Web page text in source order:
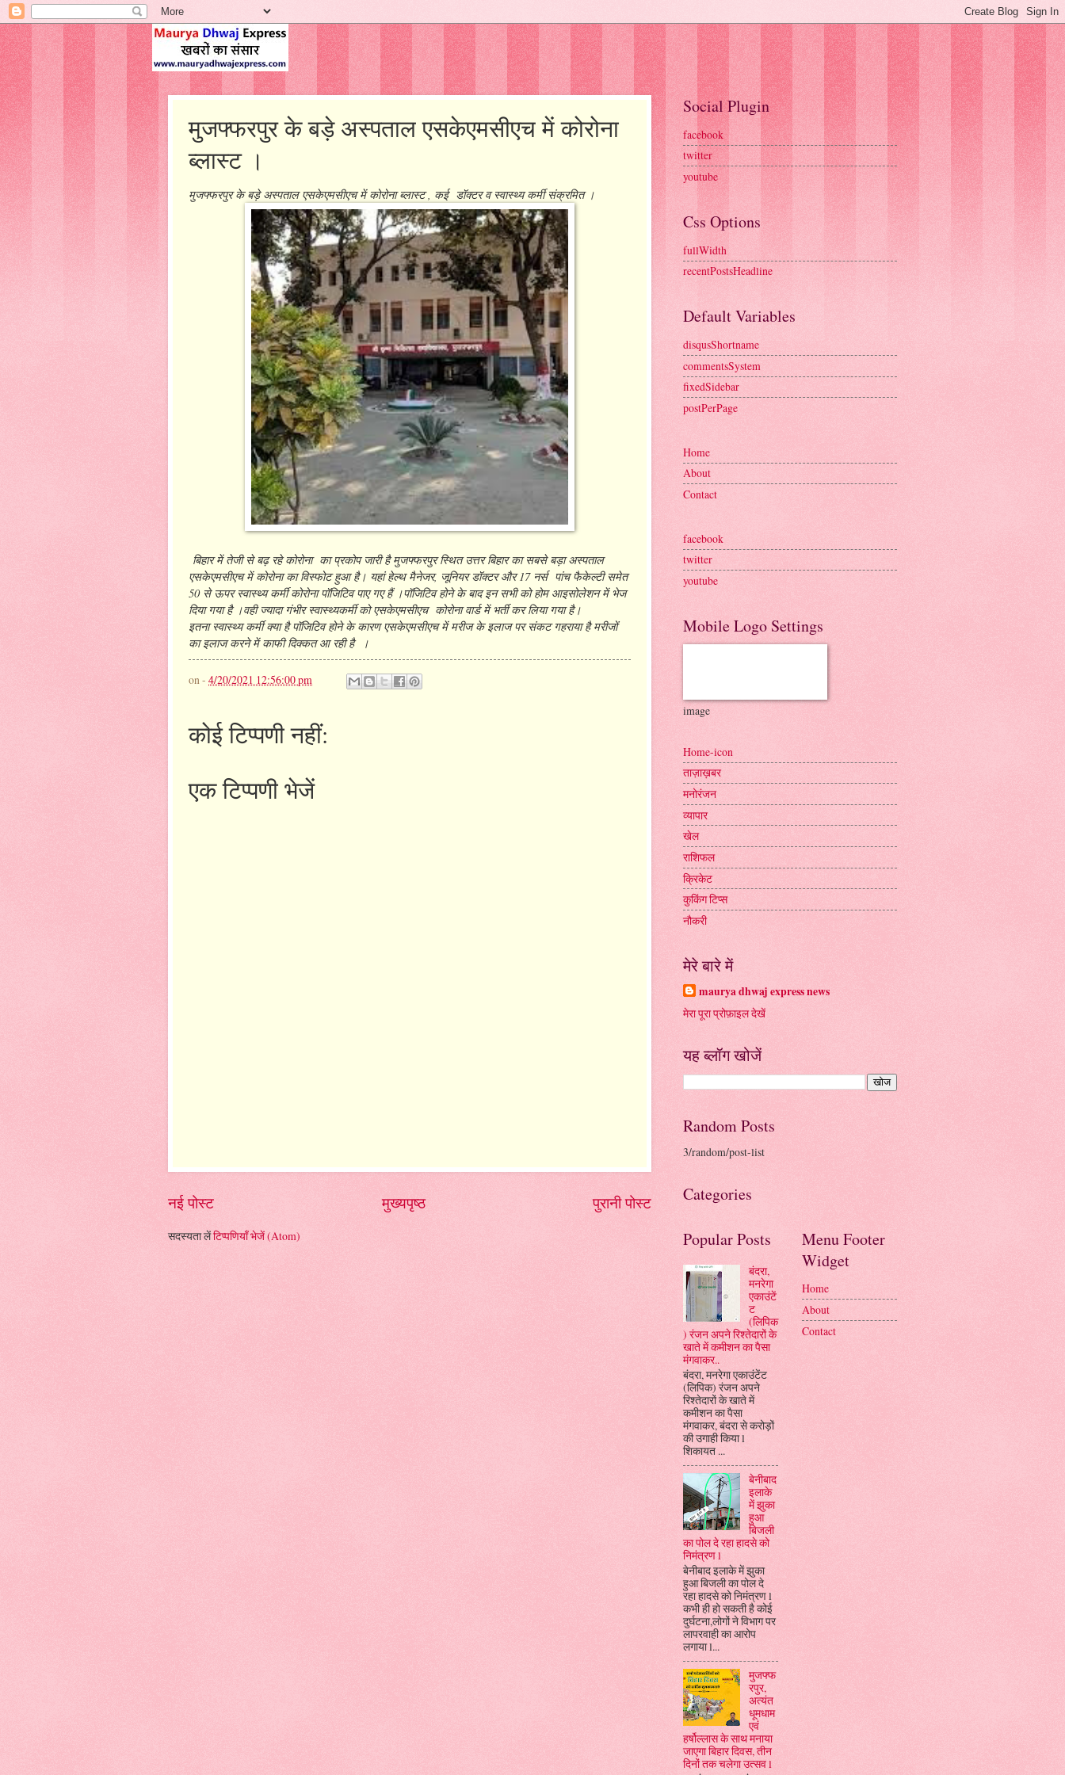
मुजफ्फरपुर के बड़े अस्पताल एसकेएमसीएच में कोरोना
ब्लास्ट ।
मुजफ्फरपुर के बड़े अस्पताल एसकेएमसीएच में कोरोना ब्लास्ट , कई डॉक्टर व स्वास्थ्य कर्मी संक्रमित ।
बिहार में तेजी से बढ़ रहे कोरोना का प्रकोप जारी है मुजफ्फरपुर स्थित उत्तर बिहार का सबसे बड़ा अस्पताल
एसकेएमसीएच में कोरोना का विस्फोट हुआ है। यहां हेल्थ मैनेजर, जूनियर डॉक्टर और 17 नर्स पांच फैकेल्टी समेत
50 से ऊपर स्वास्थ्य कर्मी कोरोना पॉजिटिव पाए गए हैं ।पॉजिटिव होने के बाद इन सभी को होम आइसोलेशन में भेज
दिया गया है ।वही ज्यादा गंभीर स्वास्थ्यकर्मी को एसकेएमसीएच कोरोना वार्ड में भर्ती कर लिया गया है।
इतना स्वास्थ्य कर्मी क्या है पॉजिटिव होने के कारण एसकेएमसीएच में मरीज के इलाज पर संकट गहराया है मरीजों
का इलाज करने में काफी दिक्कत आ रही है ।
on - 4/20/2021 12:56:00 pm
कोई टिप्पणी नहीं:
एक टिप्पणी भेजें
नई पोस्ट पुरानी पोस्ट
मुख्यपृष्ठ
सदस्यता लेंटिप्पणियाँ भेजें (Atom)
Social Plugin
facebook
twitter
youtube
Css Options
fullWidth
recentPostsHeadline
Default Variables
disqusShortname
commentsSystem
fixedSidebar
postPerPage
Home
About
Contact
facebook
twitter
youtube
Mobile Logo Settings
image
Home-icon
ताज़ाख़बर
मनोरंजन
व्यापार
खेल
राशिफल
क्रिकेट
कुकिंग टिप्स
नौकरी
मेरे बारे में
maurya dhwaj express news
मेरा पूरा प्रोफ़ाइल देखें
यह ब्लॉग खोजें
Random Posts
3/random/post-list
Categories
Popular Posts
बंदरा,
मनरेगा
एकाउंटें
ट
(लिपिक
) रंजन अपने रिश्तेदारों के
खाते में कमीशन का पैसा
मंगवाकर..
बंदरा, मनरेगा एकाउंटेंट
(लिपिक) रंजन अपने
रिश्तेदारों के खाते में
कमीशन का पैसा
मंगवाकर, बंदरा से करोड़ों
की उगाही किया l
शिकायत ...
बेनीबाद
इलाके
में झुका
हुआ
बिजली
का पोल दे रहा हादसे को
निमंत्रण l
बेनीबाद इलाके में झुका
हुआ बिजली का पोल दे
रहा हादसे को निमंत्रण l
कभी ही हो सकती है कोई
दुर्घटना,लोगों ने विभाग पर
लापरवाही का आरोप
लगाया l...
मुजफ्फ
रपुर,
अत्यंत
धूमधाम
एवं
हर्षोल्लास के साथ मनाया
जाएगा बिहार दिवस, तीन
दिनों तक चलेगा उत्सव l
Menu Footer
Widget
Home
About
Contact